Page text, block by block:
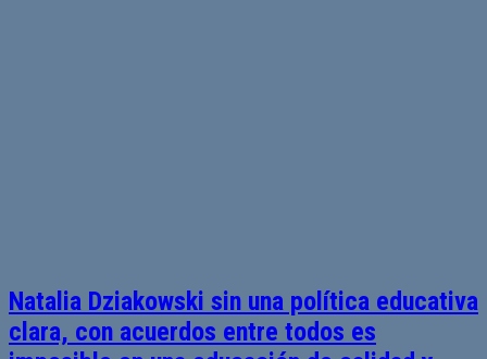
Natalia Dziakowski sin una política educativa
clara, con acuerdos entre todos es